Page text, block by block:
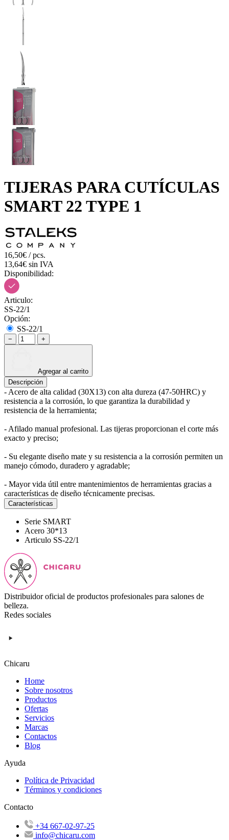
TIJERAS PARA CUTÍCULAS
SMART 22 TYPE 1
16,50€ / pcs.
13,64€ sin IVA
Disponibilidad:
Articulo:
SS-22/1
Opción:
SS-22/1
− +
Agregar al carrito
Descripción
- Acero de alta calidad (30X13) con alta dureza (47-50HRC) y
resistencia a la corrosión, lo que garantiza la durabilidad y
resistencia de la herramienta;
- Afilado manual profesional. Las tijeras proporcionan el corte más
exacto y preciso;
- Su elegante diseño mate y su resistencia a la corrosión permiten un
manejo cómodo, duradero y agradable;
- Mayor vida útil entre mantenimientos de herramientas gracias a
características de diseño técnicamente precisas.
Características
Serie SMART
Acero 30*13
Articulo SS-22/1
Distribuidor oficial de productos profesionales para salones de
belleza.
Redes sociales
Chicaru
Home
Sobre nosotros
Productos
Ofertas
Servicios
Marcas
Contactos
Blog
Ayuda
Política de Privacidad
Términos y condiciones
Contacto
+34 667-02-97-25
info@chicaru.com